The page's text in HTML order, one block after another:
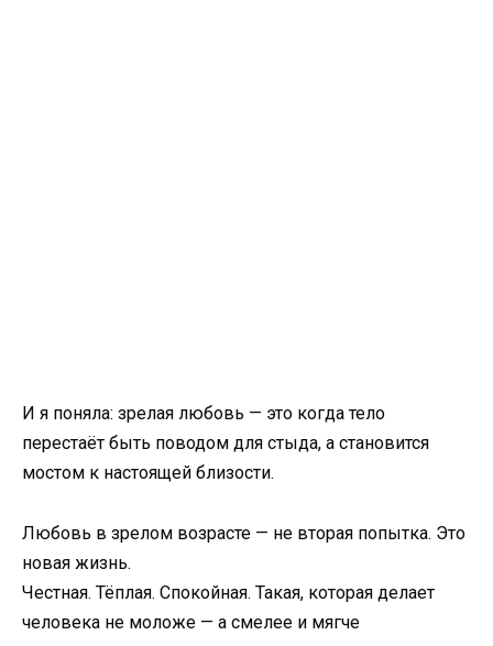
И я поняла: зрелая любовь — это когда тело
перестаёт быть поводом для стыда, а становится
мостом к настоящей близости.
Любовь в зрелом возрасте — не вторая попытка. Это
новая жизнь.
Честная. Тёплая. Спокойная. Такая, которая делает
человека не моложе — а смелее и мягче